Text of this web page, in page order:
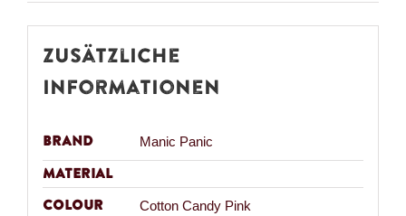
Zusätzliche
Informationen
Brand Manic Panic
Material
Colour
Cotton Candy Pink